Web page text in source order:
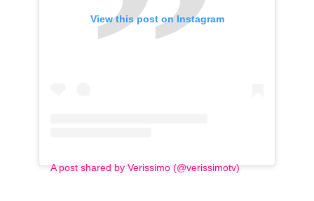
View this post on Instagram
A post shared by Verissimo (@verissimotv)